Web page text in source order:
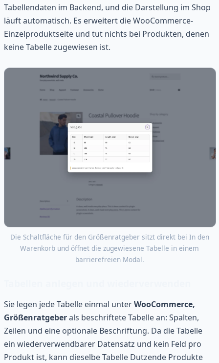
Tabellendaten im Backend, und die Darstellung im Shop
läuft automatisch. Es erweitert die WooCommerce-
Einzelproduktseite und tut nichts bei Produkten, denen
keine Tabelle zugewiesen ist.
Die Schaltfläche für den Größenratgeber sitzt direkt bei In den
Warenkorb und öffnet die zugewiesene Tabelle in einem
barrierefreien Modal.
Sie legen jede Tabelle einmal unterWooCommerce,
Größenratgeberals beschriftete Tabelle an: Spalten,
Zeilen und eine optionale Beschriftung. Da die Tabelle
ein wiederverwendbarer Datensatz und kein Feld pro
Produkt ist, kann dieselbe Tabelle Dutzende Produkte